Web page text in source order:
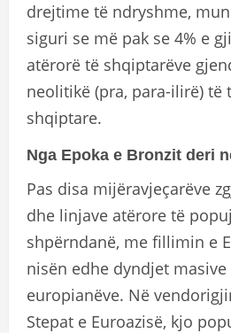
drejtime të ndryshme,
siguri se më pak se 4% e
atërorë të shqiptarëve
neolitikë (pra, para-ilirë) të
shqiptare.
Nga Epoka e Bronzit deri
Pas disa mijëravjeçarëve
dhe linjave atërore të
shpërndanë, me fillimin e
nisën edhe dyndjet
europianëve. Në
Stepat e Euroazisë, kjo